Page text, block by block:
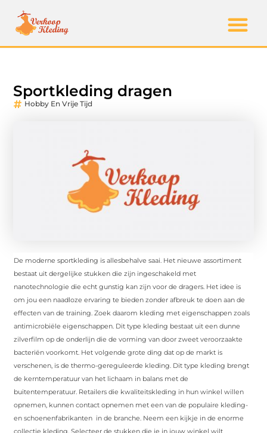
Sportkleding dragen
Hobby En Vrije Tijd
De moderne sportkleding is allesbehalve saai. Het nieuwe assortiment
bestaat uit dergelijke stukken die zijn ingeschakeld met
nanotechnologie die echt gunstig kan zijn voor de dragers. Het idee is
om jou een naadloze ervaring te bieden zonder afbreuk te doen aan de
effecten van de training. Zoek daarom kleding met eigenschappen zoals
antimicrobiële eigenschappen. Dit type kleding bestaat uit een dunne
zilverfilm op de onderlijn die de vorming van door zweet veroorzaakte
bacteriën voorkomt. Het volgende grote ding dat op de markt is
verschenen, is de thermo-gereguleerde kleding. Dit type kleding brengt
de kerntemperatuur van het lichaam in balans met de
buitentemperatuur. Retailers die kwaliteitskleding in hun winkel willen
opnemen, kunnen contact opnemen met een van de populaire kleding-
en schoenenfabrikanten in de branche. Neem een ​​kijkje in de enorme
collectie kleding. Selecteer de stukken die je in jouw winkel wilt